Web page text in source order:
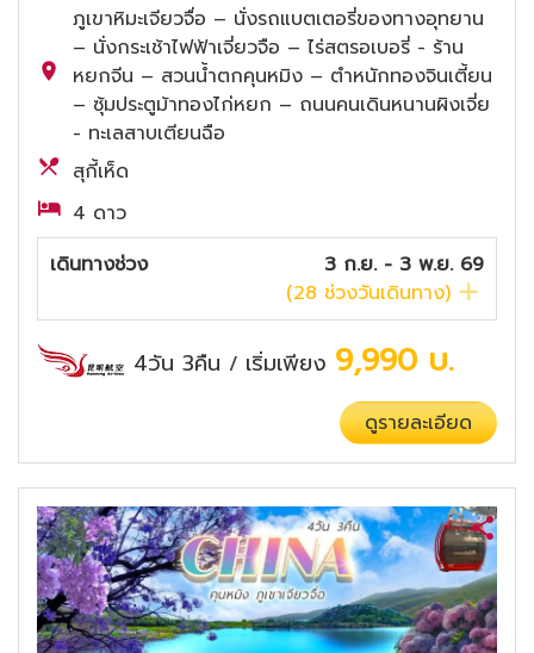
ภูเขาหิมะเจียวจื่อ – นั่งรถแบตเตอรี่ของทางอุทยาน
– นั่งกระเช้าไฟฟ้าเจี่ยวจือ – ไร่สตรอเบอรี่ - ร้าน
หยกจีน – สวนน้ำตกคุนหมิง – ตำหนักทองจินเตี้ยน
– ซุ้มประตูม้าทองไก่หยก – ถนนคนเดินหนานผิงเจี่ย
- ทะเลสาบเตียนฉือ
สุกี้เห็ด
4 ดาว
เดินทางช่วง
3 ก.ย. - 3 พ.ย. 69
(28 ช่วงวันเดินทาง)
4วัน 3คืน / เริ่มเพียง 9,990 บ.
ดูรายละเอียด